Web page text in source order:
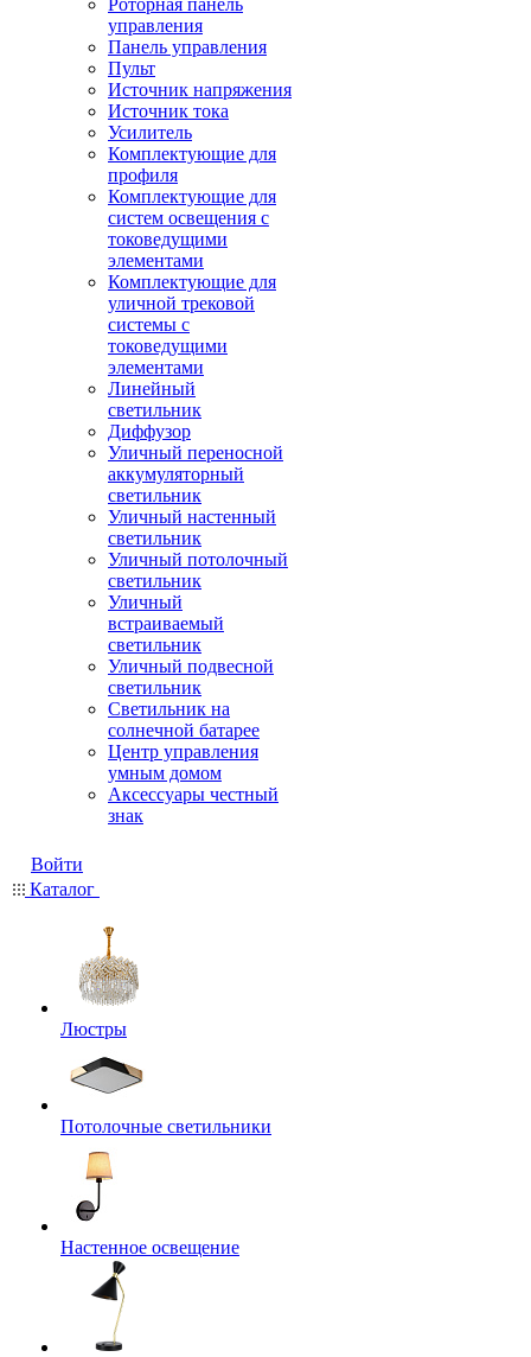
Роторная панель
управления
Панель управления
Пульт
Источник напряжения
Источник тока
Усилитель
Комплектующие для
профиля
Комплектующие для
систем освещения с
токоведущими
элементами
Комплектующие для
уличной трековой
системы с
токоведущими
элементами
Линейный
светильник
Диффузор
Уличный переносной
аккумуляторный
светильник
Уличный настенный
светильник
Уличный потолочный
светильник
Уличный
встраиваемый
светильник
Уличный подвесной
светильник
Светильник на
солнечной батарее
Центр управления
умным домом
Аксессуары честный
знак
Войти
Каталог
Люстры
Потолочные светильники
Настенное освещение